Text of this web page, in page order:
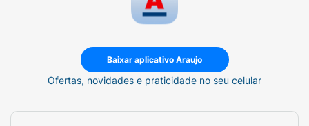
Baixar aplicativo Araujo
Ofertas, novidades e praticidade no seu celular